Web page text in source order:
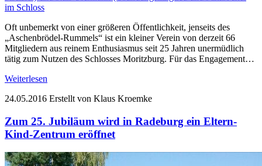
Oft unbemerkt von einer größeren Öffentlichkeit, jenseits des
„Aschenbrödel-Rummels“ ist ein kleiner Verein von derzeit 66
Mitgliedern aus reinem Enthusiasmus seit 25 Jahren unermüdlich
tätig zum Nutzen des Schlosses Moritzburg. Für das Engagement…
Weiterlesen
24.05.2016 Erstellt von Klaus Kroemke
Zum 25. Jubiläum wird in Radeburg ein Eltern-
Kind-Zentrum eröffnet